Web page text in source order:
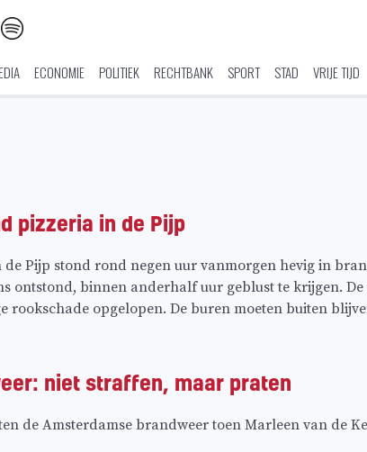
ECONOMIE POLITIEK RECHTBANK SPORT STAD VRIJE TIJD
pizzeria in de Pijp
Pijp stond rond negen uur vanmorgen hevig in
ontstond, binnen anderhalf uur geblust te krijgen.
rookschade opgelopen. De buren moeten buiten
niet straffen, maar praten
de Amsterdamse brandweer toen Marleen van de